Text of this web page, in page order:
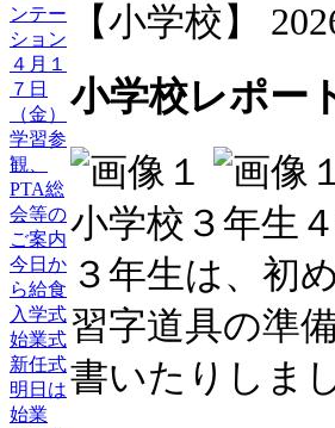
ンテー
ション
４月１
７日
（金）
学習参
観、
PTA総
会等の
ご案内
今日か
ら給食
入学式
始業式
新任式
明日は
始業
【小学校】
小学校レポー
小学校３年生
３年生は、初
習字道具の準
書いたりしま